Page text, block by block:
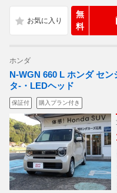
無
料
ホンダ
N-WGN 660 L ホンダ セ
タ-・LEDヘッド
保証付 購入プラン付き